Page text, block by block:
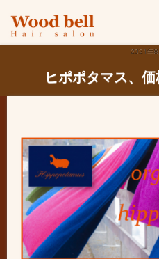
2021年8
ヒポポタマス、